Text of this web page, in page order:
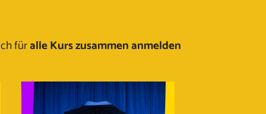
füralle Kurs zusammen anmelden